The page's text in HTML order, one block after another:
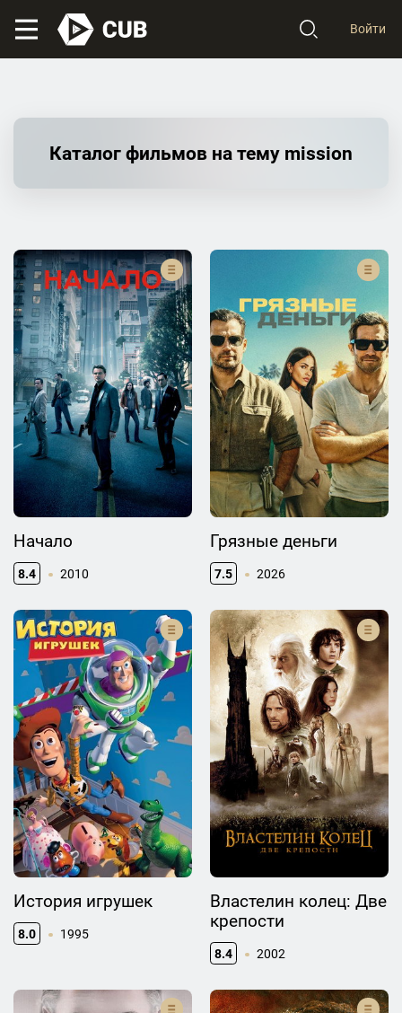
Войти
Каталог фильмов на тему mission
Начало
8.4 2010
Грязные деньги
7.5 2026
История игрушек
8.0 1995
Властелин колец: Две
крепости
8.4 2002